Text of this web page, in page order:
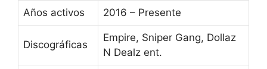
Años activos 2016 – Presente
Discográficas
Empire, Sniper Gang, Dollaz
N Dealz ent.